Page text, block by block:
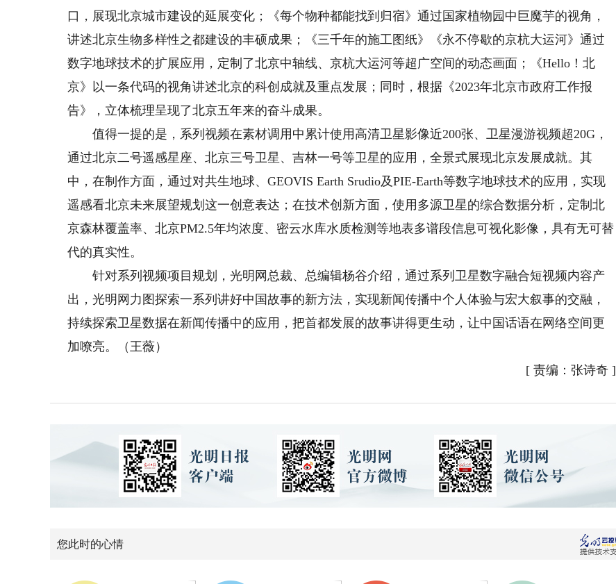
口，展现北京城市建设的延展变化；《每个物种都能找到归宿》通过国家植物园中巨魔芋的视角，
讲述北京生物多样性之都建设的丰硕成果；《三千年的施工图纸》《永不停歇的京杭大运河》通过
数字地球技术的扩展应用，定制了北京中轴线、京杭大运河等超广空间的动态画面；《Hello！北
京》以一条代码的视角讲述北京的科创成就及重点发展；同时，根据《2023年北京市政府工作报
告》，立体梳理呈现了北京五年来的奋斗成果。
值得一提的是，系列视频在素材调用中累计使用高清卫星影像近200张、卫星漫游视频超20G，
通过北京二号遥感星座、北京三号卫星、吉林一号等卫星的应用，全景式展现北京发展成就。其
中，在制作方面，通过对共生地球、GEOVIS Earth Srudio及PIE-Earth等数字地球技术的应用，实现
遥感看北京未来展望规划这一创意表达；在技术创新方面，使用多源卫星的综合数据分析，定制北
京森林覆盖率、北京PM2.5年均浓度、密云水库水质检测等地表多谱段信息可视化影像，具有无可替
代的真实性。
针对系列视频项目规划，光明网总裁、总编辑杨谷介绍，通过系列卫星数字融合短视频内容产
出，光明网力图探索一系列讲好中国故事的新方法，实现新闻传播中个人体验与宏大叙事的交融，
持续探索卫星数据在新闻传播中的应用，把首都发展的故事讲得更生动，让中国话语在网络空间更
加嘹亮。（王薇）
[ 责编：张诗奇]
您此时的心情